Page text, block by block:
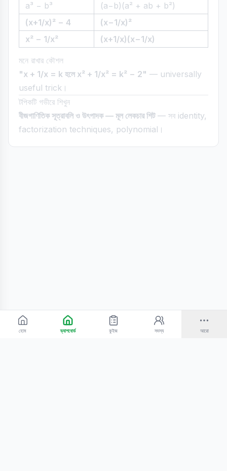
a³ − b³
(a−b)(a² + ab + b²)
(x+1/x)² − 4
(x−1/x)²
x² − 1/x²
(x+1/x)(x−1/x)
মনে রাখার কৌশল
"x + 1/x = k হলে x² + 1/x² = k² − 2" — universally
useful trick।
টপিকটি গভীরে শিখুন
বীজগাণিতিক সূত্রাবলি ও উৎপাদক — মূল লেকচার শিট— সব identity,
factorization techniques, polynomial।
হোম ড্যাশবোর্ড কুইজ সদস্য আরো